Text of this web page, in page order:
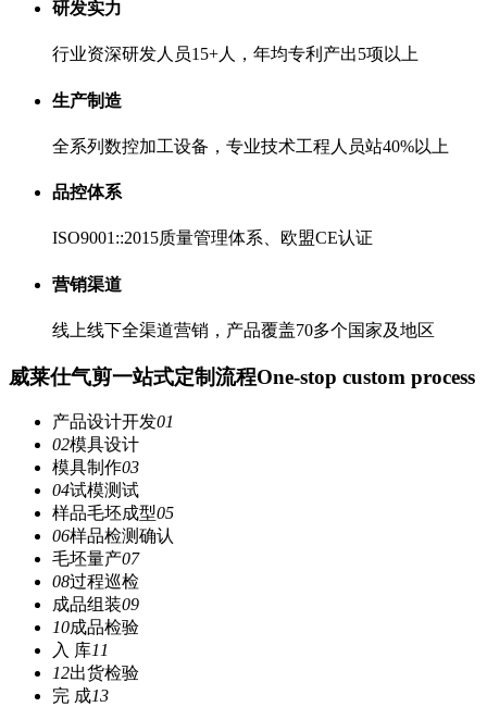
研发实力
行业资深研发人员15+人，年均专利产出5项以上
生产制造
全系列数控加工设备，专业技术工程人员站40%以上
品控体系
ISO9001::2015质量管理体系、欧盟CE认证
营销渠道
线上线下全渠道营销，产品覆盖70多个国家及地区
威莱仕气剪一站式定制流程One-stop custom process
产品设计开发01
02模具设计
模具制作03
04试模测试
样品毛坯成型05
06样品检测确认
毛坯量产07
08过程巡检
成品组装09
10成品检验
入 库11
12出货检验
完 成13